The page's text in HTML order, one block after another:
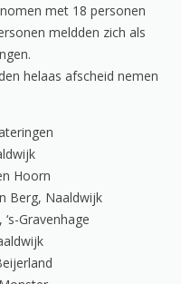
met 18 personen
meldden zich als
helaas afscheid nemen
Hoorn
Berg, Naaldwijk
Gravenhage